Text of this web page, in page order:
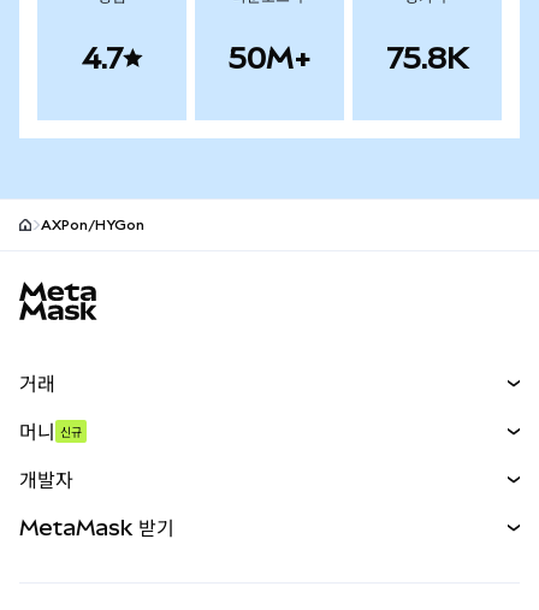
4.7 50M+ 75.8K
AXPon/HYGon
거래
무기한 선물
실물자산
머니 신규
개발자
MetaMask 받기